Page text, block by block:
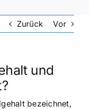
Zurück Vor
und
bezeichnet,